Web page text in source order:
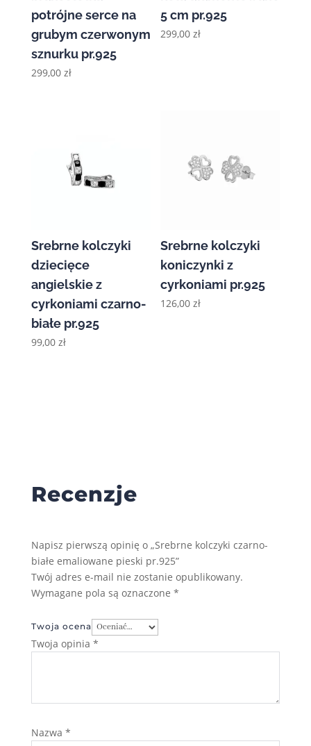
potrójne serce na
grubym czerwonym
sznurku pr.925
299,00 zł
5 cm pr.925
299,00zł
Srebrne kolczyki
dziecięce
angielskie z
cyrkoniami czarno-
białe pr.925
99,00 zł
Srebrne kolczyki
koniczynki z
cyrkoniami pr.925
126,00zł
Recenzje
Napisz pierwszą opinię o „Srebrne kolczyki czarno-
białe emaliowane pieski pr.925”
Twój adres e-mail nie zostanie opublikowany.
Wymagane pola są oznaczone *
Twoja ocena
Twoja opinia *
Nazwa *